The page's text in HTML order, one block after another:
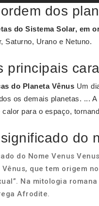
dos
do Sistema Solar, em
Saturno, Urano e Netuno.
principais
do Planeta Vênus Um
os demais planetas. ...
calor para o espaço,
do
do Nome Venus
que tem origem
Na mitologia
Afrodite.